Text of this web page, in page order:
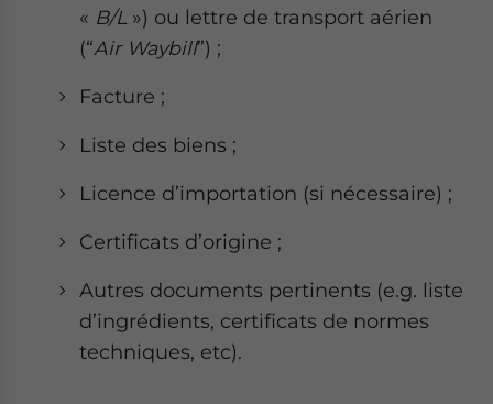
« B/L ») ou lettre de transport aérien
(“Air Waybill”) ;
Facture ;
Liste des biens ;
Licence d’importation (si nécessaire) ;
Certificats d’origine ;
Autres documents pertinents (e.g. liste
d’ingrédients, certificats de normes
techniques, etc).